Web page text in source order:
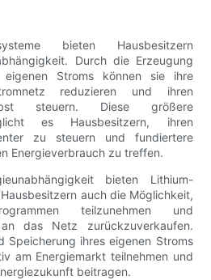
bieten Hausbesitzern
Durch die Erzeugung
Stroms können sie ihre
reduzieren und ihren
steuern. Diese größere
es Hausbesitzern, ihren
zu steuern und fundiertere
Energieverbrauch zu treffen.
bieten Lithium-
auch die Möglichkeit,
teilzunehmen und
das Netz zurückzuverkaufen.
Speicherung ihres eigenen Stroms
am Energiemarkt teilnehmen und
beitragen.